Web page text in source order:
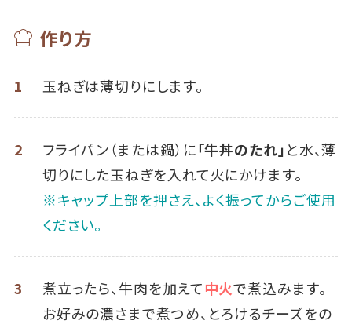
作り方
1 玉ねぎは薄切りにします。
2 フライパン（または鍋）に「牛丼のたれ」と水、薄
切りにした玉ねぎを入れて火にかけます。
※キャップ上部を押さえ、よく振ってからご使用
ください。
3 煮立ったら、牛肉を加えて中火で煮込みます。
お好みの濃さまで煮つめ、とろけるチーズをの